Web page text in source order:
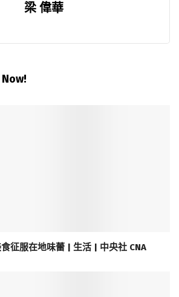
梁 偉華
征服在地味蕾 | 生活 | 中央社 CNA